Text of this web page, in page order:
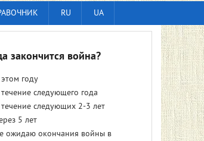
RU UA
закончится война?
году
следующего года
следующих 2-3 лет
5 лет
ожидаю окончания войны в